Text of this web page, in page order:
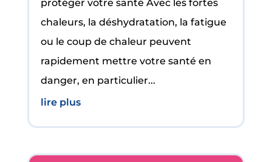
protéger votre santé Avec les fortes
chaleurs, la déshydratation, la fatigue
ou le coup de chaleur peuvent
rapidement mettre votre santé en
danger, en particulier...
lire plus